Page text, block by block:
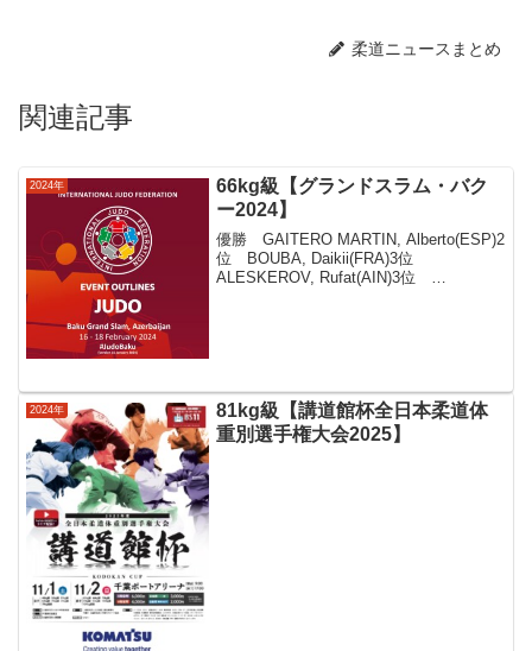
柔道ニュースまとめ
関連記事
2024年
66kg級【グランドスラム・バク
ー2024】
優勝 GAITERO MARTIN, Alberto(ESP)2
位 BOUBA, Daikii(FRA)3位
ALESKEROV, Rufat(AIN)3位
2024年
81kg級【講道館杯全日本柔道体
重別選手権大会2025】